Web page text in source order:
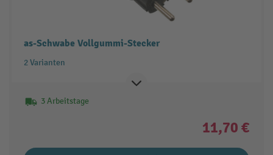
as-Schwabe Vollgummi-Stecker
2 Varianten
3 Arbeitstage
11,70 €